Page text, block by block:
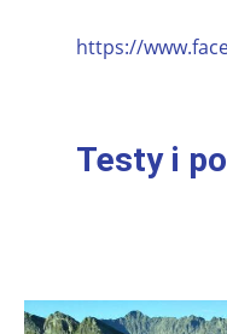
https://
Testy i